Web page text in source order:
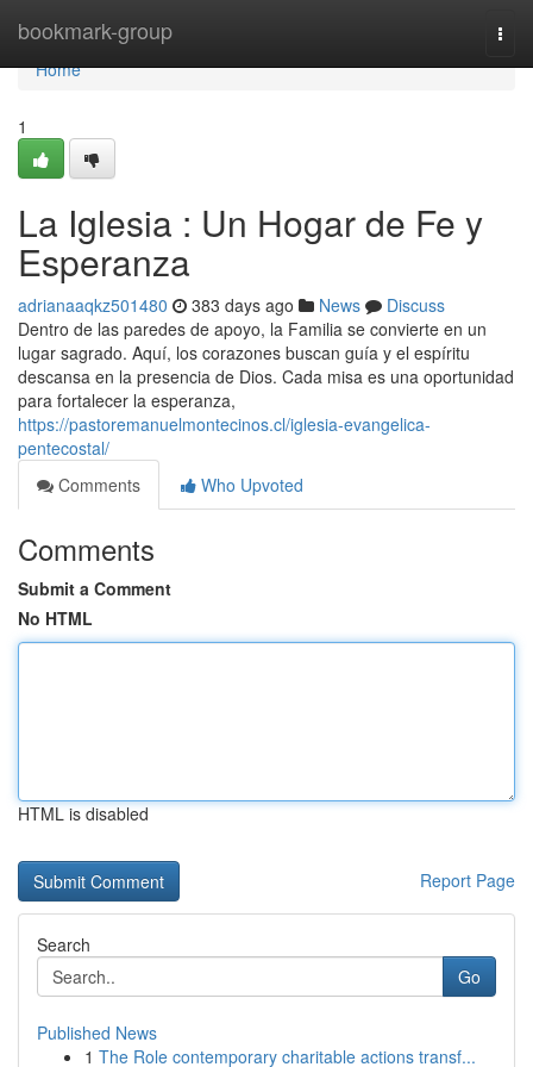
bookmark-group
Home
Home
1
La Iglesia : Un Hogar de Fe y
Esperanza
adrianaaqkz501480 383 days ago News
Discuss
Dentro de las paredes de apoyo, la Familia se convierte en un
lugar sagrado. Aquí, los corazones buscan guía y el espíritu
descansa en la presencia de Dios. Cada misa es una oportunidad
para fortalecer la esperanza,
https://pastoremanuelmontecinos.cl/iglesia-evangelica-
pentecostal/
Comments
Who Upvoted
Comments
Submit a Comment
No HTML
HTML is disabled
Report Page
Search
Go
Published News
1 The Role contemporary charitable actions transf...